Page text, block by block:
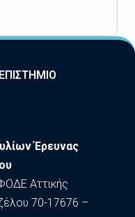
Έρευνας
Αττικής
70-17676 –